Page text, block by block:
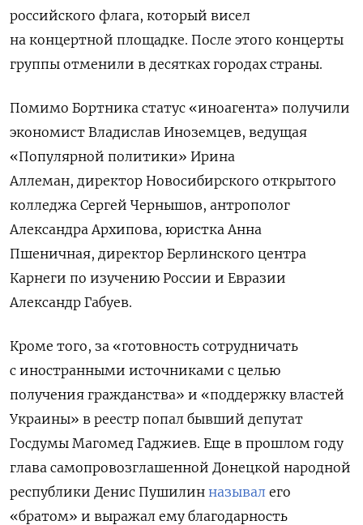
российского флага, который висел
на концертной площадке. После этого концерты
группы отменили в десятках городах страны.
Помимо Бортника статус «иноагента» получили
экономист Владислав Иноземцев, ведущая
«Популярной политики» Ирина
Аллеман, директор Новосибирского открытого
колледжа Сергей Чернышов, антрополог
Александра Архипова, юристка Анна
Пшеничная, директор Берлинского центра
Карнеги по изучению России и Евразии
Александр Габуев.
Кроме того, за «готовность сотрудничать
с иностранными источниками с целью
получения гражданства» и «поддержку властей
Украины» в реестр попал бывший депутат
Госдумы Магомед Гаджиев. Еще в прошлом году
глава самопровозглашенной Донецкой народной
республики Денис Пушилин называл его
«братом» и выражал ему благодарность